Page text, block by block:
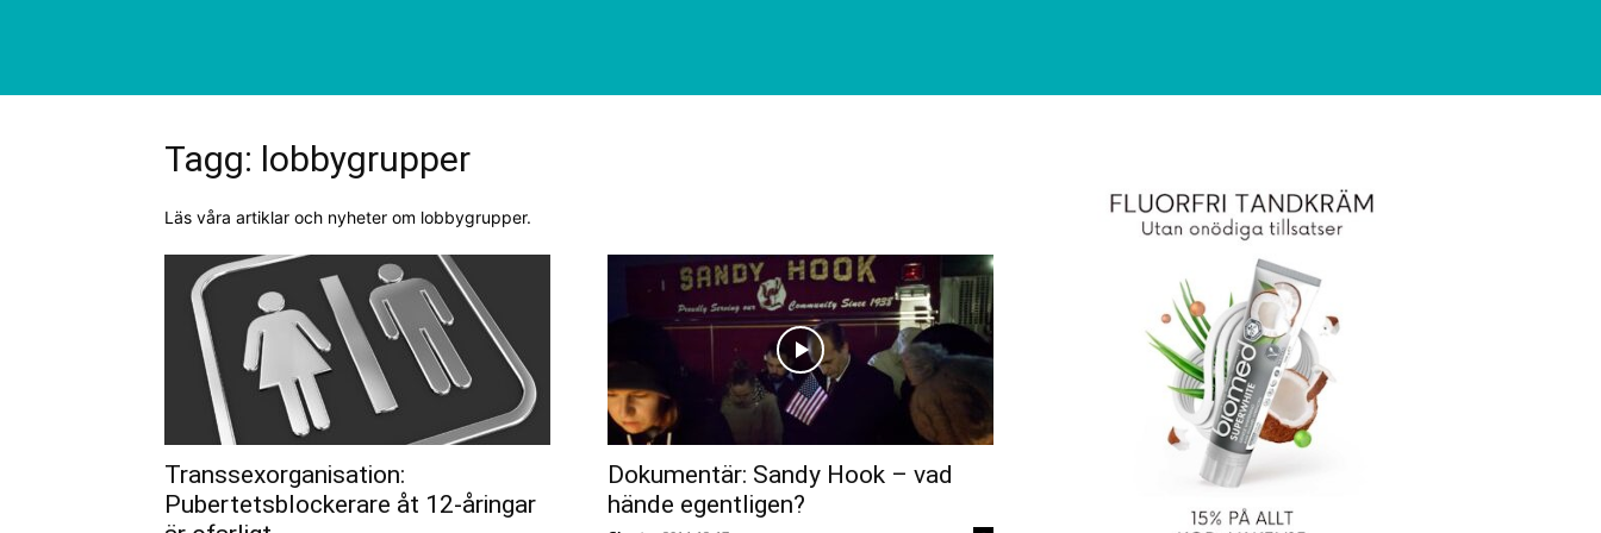
Tagg: lobbygrupper
Läs våra artiklar och nyheter om lobbygrupper.
Transsexorganisation:
Pubertetsblockerare åt 12-åringar
Dokumentär: Sandy Hook – vad
hände egentligen?